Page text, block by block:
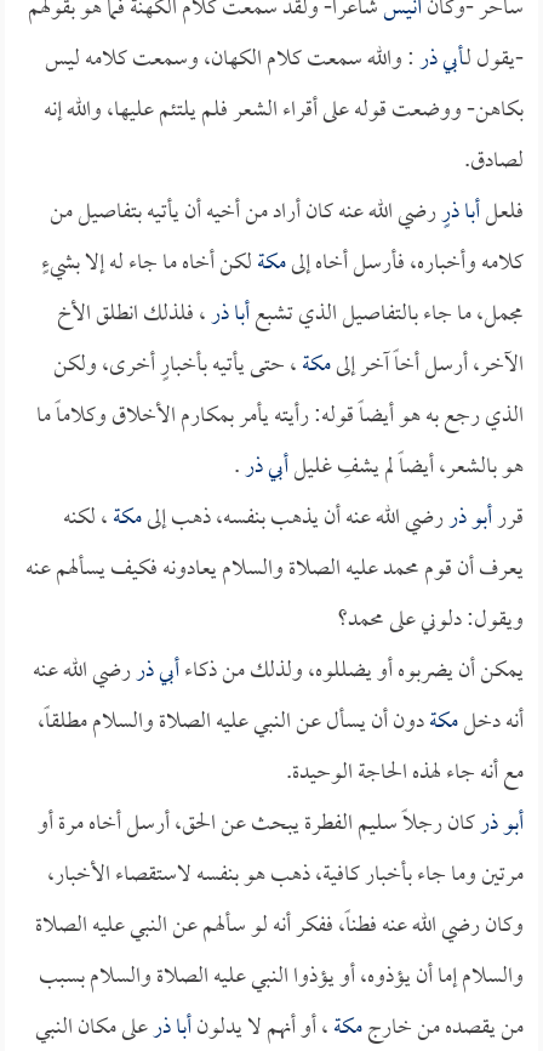
-يقول لـأبي ذر: والله سمعت كلام الكهان، وسمعت كلامه ليس
بكاهن- ووضعت قوله على أقراء الشعر فلم يلتئم عليها، والله إنه
لصادق.
فلعلأبا ذرٍرضي الله عنه كان أراد من أخيه أن يأتيه بتفاصيل من
كلامه وأخباره، فأرسل أخاه إلىمكةلكن أخاه ما جاء له إلا بشيءٍ
مجمل، ما جاء بالتفاصيل الذي تشبعأبا ذر، فلذلك انطلق الأخ
الآخر، أرسل أخاً آخر إلىمكة، حتى يأتيه بأخبارٍ أخرى، ولكن
الذي رجع به هو أيضاً قوله: رأيته يأمر بمكارم الأخلاق وكلاماً ما
هو بالشعر، أيضاً لم يشفِ غليلأبي ذر.
قررأبو ذررضي الله عنه أن يذهب بنفسه، ذهب إلىمكة، لكنه
يعرف أن قوم محمد عليه الصلاة والسلام يعادونه فكيف يسألهم عنه
ويقول: دلوني على محمد؟
يمكن أن يضربوه أو يضللوه، ولذلك من ذكاءأبي ذررضي الله عنه
أنه دخلمكةدون أن يسأل عن النبي عليه الصلاة والسلام مطلقاً،
مع أنه جاء لهذه الحاجة الوحيدة.
أبو ذركان رجلاً سليم الفطرة يبحث عن الحق، أرسل أخاه مرة أو
مرتين وما جاء بأخبار كافية، ذهب هو بنفسه لاستقصاء الأخبار،
وكان رضي الله عنه فطناً، ففكر أنه لو سألهم عن النبي عليه الصلاة
والسلام إما أن يؤذوه، أو يؤذوا النبي عليه الصلاة والسلام بسبب
من يقصده من خارجمكة، أو أنهم لا يدلونأبا ذرعلى مكان النبي